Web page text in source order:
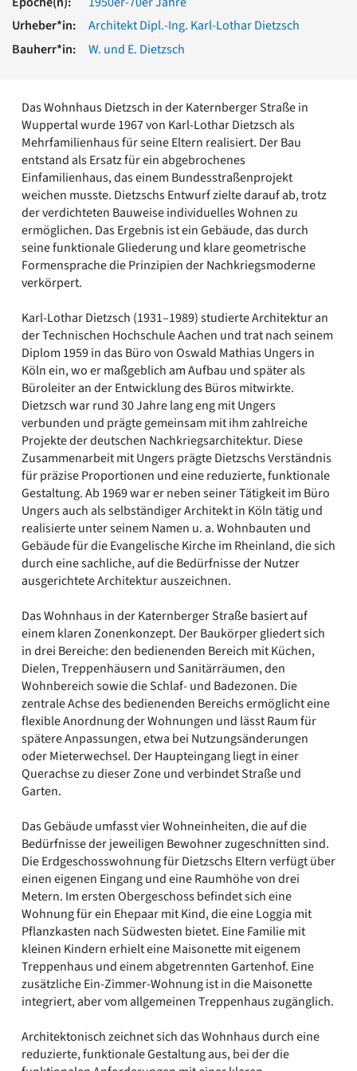
Romanik
Vorromanik
Römische Antike
Fachbeirat
Freunde & Förderer
Kontakt
Impressum
Datenschutz
Suchbegriff eingeben
Urheber*in:
Architekt Dipl.-Ing. Karl-Lothar Dietzsch
Bauherr*in:
W. und E. Dietzsch
Das Wohnhaus Dietzsch in der Katernberger Straße in
Wuppertal wurde 1967 von Karl-Lothar Dietzsch als
Mehrfamilienhaus für seine Eltern realisiert. Der Bau
entstand als Ersatz für ein abgebrochenes
Einfamilienhaus, das einem Bundesstraßenprojekt
weichen musste. Dietzschs Entwurf zielte darauf ab, trotz
der verdichteten Bauweise individuelles Wohnen zu
ermöglichen. Das Ergebnis ist ein Gebäude, das durch
seine funktionale Gliederung und klare geometrische
Formensprache die Prinzipien der Nachkriegsmoderne
verkörpert.
Karl-Lothar Dietzsch (1931–1989) studierte Architektur an
der Technischen Hochschule Aachen und trat nach seinem
Diplom 1959 in das Büro von Oswald Mathias Ungers in
Köln ein, wo er maßgeblich am Aufbau und später als
Büroleiter an der Entwicklung des Büros mitwirkte.
Dietzsch war rund 30 Jahre lang eng mit Ungers
verbunden und prägte gemeinsam mit ihm zahlreiche
Projekte der deutschen Nachkriegsarchitektur. Diese
Zusammenarbeit mit Ungers prägte Dietzschs Verständnis
für präzise Proportionen und eine reduzierte, funktionale
Gestaltung. Ab 1969 war er neben seiner Tätigkeit im Büro
Ungers auch als selbständiger Architekt in Köln tätig und
realisierte unter seinem Namen u. a. Wohnbauten und
Gebäude für die Evangelische Kirche im Rheinland, die sich
durch eine sachliche, auf die Bedürfnisse der Nutzer
ausgerichtete Architektur auszeichnen.
Das Wohnhaus in der Katernberger Straße basiert auf
einem klaren Zonenkonzept. Der Baukörper gliedert sich
in drei Bereiche: den bedienenden Bereich mit Küchen,
Dielen, Treppenhäusern und Sanitärräumen, den
Wohnbereich sowie die Schlaf- und Badezonen. Die
zentrale Achse des bedienenden Bereichs ermöglicht eine
flexible Anordnung der Wohnungen und lässt Raum für
spätere Anpassungen, etwa bei Nutzungsänderungen
oder Mieterwechsel. Der Haupteingang liegt in einer
Querachse zu dieser Zone und verbindet Straße und
Garten.
Das Gebäude umfasst vier Wohneinheiten, die auf die
Bedürfnisse der jeweiligen Bewohner zugeschnitten sind.
Die Erdgeschosswohnung für Dietzschs Eltern verfügt über
einen eigenen Eingang und eine Raumhöhe von drei
Metern. Im ersten Obergeschoss befindet sich eine
Wohnung für ein Ehepaar mit Kind, die eine Loggia mit
Pflanzkasten nach Südwesten bietet. Eine Familie mit
kleinen Kindern erhielt eine Maisonette mit eigenem
Treppenhaus und einem abgetrennten Gartenhof. Eine
zusätzliche Ein-Zimmer-Wohnung ist in die Maisonette
integriert, aber vom allgemeinen Treppenhaus zugänglich.
Architektonisch zeichnet sich das Wohnhaus durch eine
reduzierte, funktionale Gestaltung aus, bei der die